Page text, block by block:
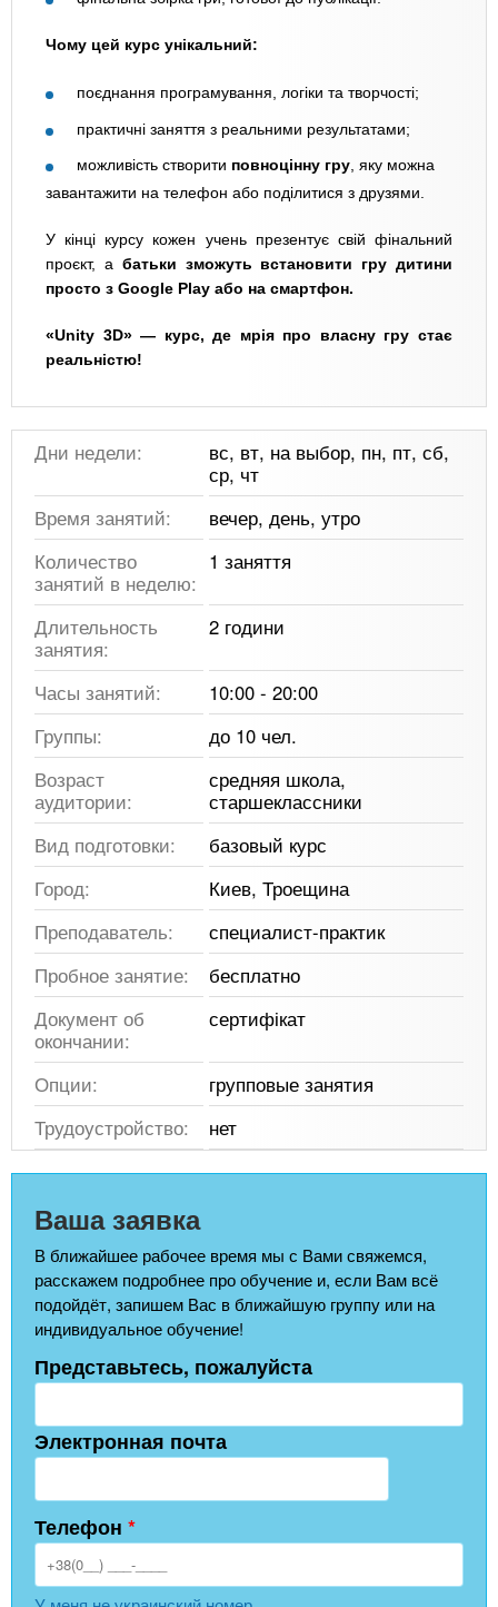
Чому цей курс унікальний:
поєднання програмування, логіки та творчості;
практичні заняття з реальними результатами;
можливість створити повноцінну гру, яку можна
завантажити на телефон або поділитися з друзями.
У кінці курсу кожен учень презентує свій фінальний
проєкт, а батьки зможуть встановити гру дитини
просто з Google Play або на смартфон.
«Unity 3D» — курс, де мрія про власну гру стає
реальністю!
Дни недели:
вс, вт, на выбор, пн, пт, сб,
ср, чт
Время занятий:
вечер, день, утро
Количество
занятий в неделю:
1 заняття
Длительность
занятия:
2 години
Часы занятий:
10:00 - 20:00
Группы:
до 10 чел.
Возраст
аудитории:
средняя школа,
старшеклассники
Вид подготовки:
базовый курс
Город:
Киев, Троещина
Преподаватель:
специалист-практик
Пробное занятие:
бесплатно
Документ об
окончании:
сертифікат
Опции:
групповые занятия
Трудоустройство:
нет
Ваша заявка
В ближайшее рабочее время мы с Вами свяжемся,
расскажем подробнее про обучение и, если Вам всё
подойдёт, запишем Вас в ближайшую группу или на
индивидуальное обучение!
Представьтесь, пожалуйста
Электронная почта
Телефон *